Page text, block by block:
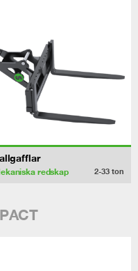
redskap 2-33 ton